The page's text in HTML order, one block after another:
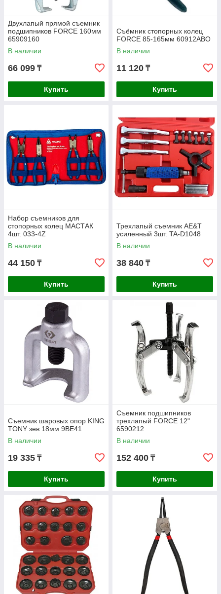
Двухлапый прямой съемник
подшипников FORCE 160мм
65909160
В наличии
66 099 ₸
Купить
Съёмник стопорных колец
FORCE 85-165мм 60912ABO
В наличии
11 120 ₸
Купить
Набор съемников для
стопорных колец МАСТАК
4шт. 033-4Z
В наличии
44 150 ₸
Купить
Трехлапый съемник AE&T
усиленный 3шт. TA-D1048
В наличии
38 840 ₸
Купить
Съемник шаровых опор KING
TONY зев 18мм 9BE41
В наличии
19 335 ₸
Купить
Съемник подшипников
трехлапый FORCE 12"
6590212
В наличии
152 400 ₸
Купить